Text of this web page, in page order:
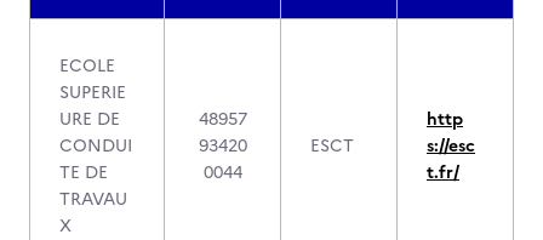
ECOLE
SUPERIE
URE DE
CONDUI
TE DE
TRAVAU
X
48957
93420
0044
ESCT
http
s://esc
t.fr/